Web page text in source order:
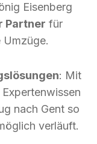
Eisenberg
Partner für
Umzüge.
: Mit
nach Gent so
verläuft.